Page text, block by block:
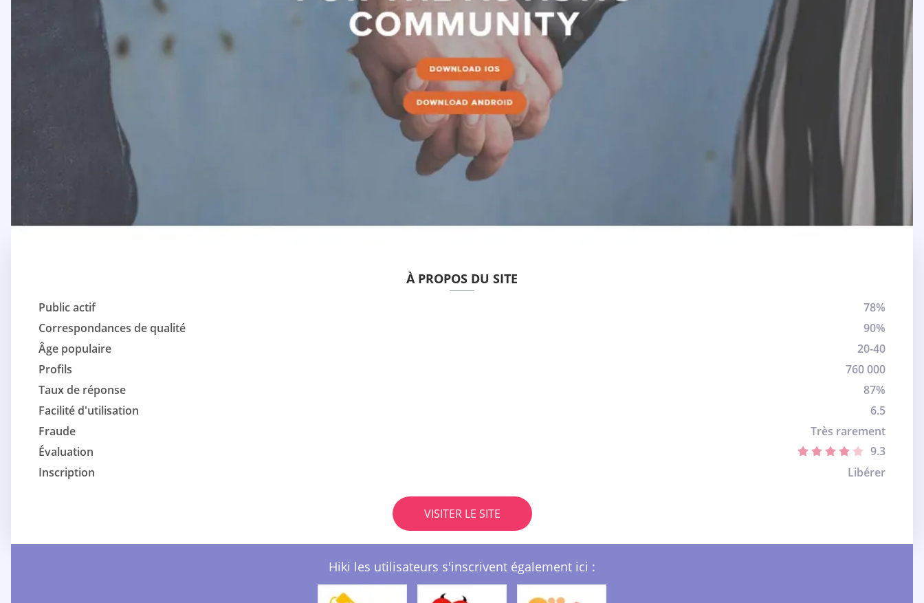
À PROPOS DU SITE
Public actif
78%
Correspondances de qualité
90%
Âge populaire
20-40
Profils
760 000
Taux de réponse
87%
Facilité d'utilisation
6.5
Fraude
Très rarement
Évaluation
9.3
Inscription
Libérer
VISITER LE SITE
Hiki les utilisateurs s'inscrivent également ici :